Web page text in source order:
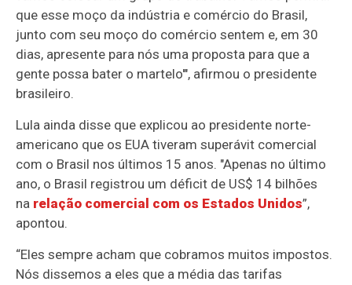
que esse moço da indústria e comércio do Brasil,
junto com seu moço do comércio sentem e, em 30
dias, apresente para nós uma proposta para que a
gente possa bater o martelo'", afirmou o presidente
brasileiro.
Lula ainda disse que explicou ao presidente norte-
americano que os EUA tiveram superávit comercial
com o Brasil nos últimos 15 anos. "Apenas no último
ano, o Brasil registrou um déficit de US$ 14 bilhões
na relação comercial com os Estados Unidos”,
apontou.
“Eles sempre acham que cobramos muitos impostos.
Nós dissemos a eles que a média das tarifas